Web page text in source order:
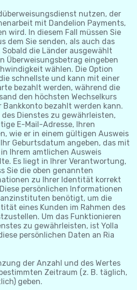
nutzen, der
mit Dandelion Payments,
wird. In diesem Fall müssen Sie
dem Sie senden, als auch das
die Länder ausgewählt
Überweisungsbetrag eingeben
wählen. Die Option
schnellste und kann mit einer
bezahlt werden, während die
den höchsten Wechselkurs
bezahlt werden kann.
Dienstes zu gewährleisten,
E-Mail-Adresse, Ihren
wie er in einem gültigen Ausweis
Geburtsdatum angeben, das mit
Ihrem amtlichen Ausweis
Es liegt in Ihrer Verantwortung,
Sie die oben genannten
zu Ihrer Identität korrekt
persönlichen Informationen
benötigt, um die
eines Kunden im Rahmen des
Um das Funktionieren
zu gewährleisten, ist Yolla
persönlichen Daten an Ria
der Anzahl und des Wertes
Zeitraum (z. B. täglich,
geben.